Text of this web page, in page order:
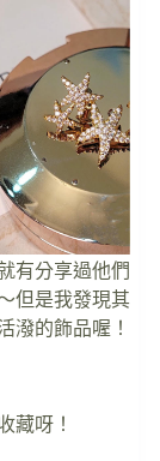
有分享過他們
但是我發現其
潑的飾品喔！
藏呀！